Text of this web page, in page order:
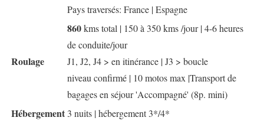
Pays traversés: France | Espagne
Roulage
860kms total | 150 à 350 kms /jour | 4-6 heures
de conduite/jour
J1, J2, J4 > en itinérance | J3 > boucle
niveau confirmé | 10 motos max |Transport de
bagages en séjour 'Accompagné' (8p. mini)
Hébergement 3 nuits | hébergement 3*/4*